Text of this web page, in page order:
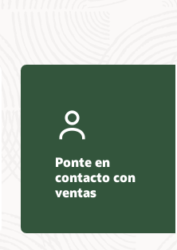
Ponte en
contacto con
ventas